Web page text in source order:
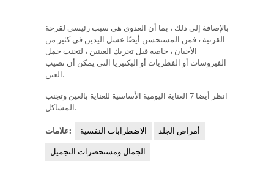
بالإضافة إلى ذلك ، بما أن العدوى هي سبب رئيسي لقرحة
القرنية ، فمن المستحسن أيضًا غسل اليدين في كثير من
الأحيان ، خاصة قبل تحريك العينين ، لتجنب حمل
الفيروسات أو الفطريات أو البكتيريا التي يمكن أن تصيب
العين.
انظر أيضا 7 العناية اليومية الأساسية للعناية بالعين وتجنب
المشاكل.
علامات: الاضطرابات النفسية
أمراض الجلد
الجمال ومستحضرات التجميل